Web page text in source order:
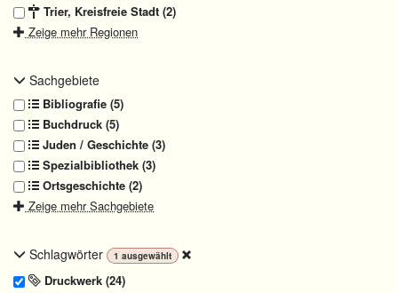
Trier, Kreisfreie Stadt (2)
Zeige mehr Regionen
Sachgebiete
Bibliografie (5)
Buchdruck (5)
Juden / Geschichte (3)
Spezialbibliothek (3)
Ortsgeschichte (2)
Zeige mehr Sachgebiete
Schlagwörter 1 ausgewählt
Druckwerk (24)